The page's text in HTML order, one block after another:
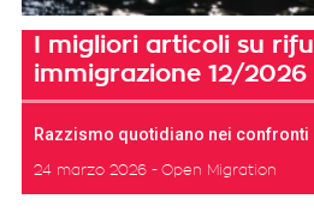
I migliori articoli su
immigrazione 12/2026
Razzismo quotidiano nei
24 marzo 2026 Open Migration